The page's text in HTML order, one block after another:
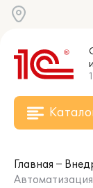
Главная